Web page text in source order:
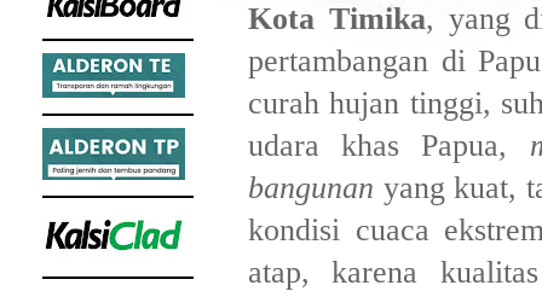
Kota Timika, yang
pertambangan di
curah hujan tinggi,
udara khas Papua,
bangunan yang kuat,
kondisi cuaca
atap, karena